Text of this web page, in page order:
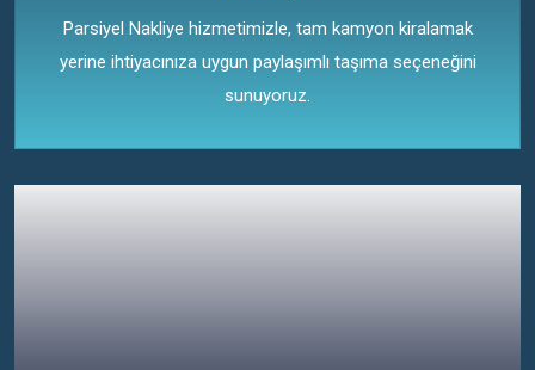
Parsiyel Nakliye hizmetimizle, tam kamyon kiralamak
yerine ihtiyacınıza uygun paylaşımlı taşıma seçeneğini
sunuyoruz.